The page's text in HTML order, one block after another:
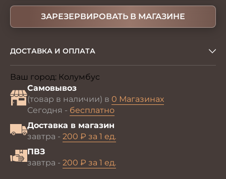
ЗАРЕЗЕРВИРОВАТЬ В МАГАЗИНЕ
ДОСТАВКА И ОПЛАТА
Ваш город: Колумбус
Самовывоз
(товар в наличии) в 0 Магазинах
Сегодня - бесплатно
Доставка в магазин
завтра - 200 ₽ за 1 ед.
ПВЗ
завтра - 200 ₽ за 1 ед.